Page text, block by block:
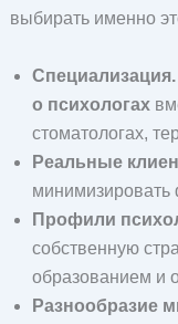
выбирать именно
Специализация.
о психологах
стоматологах,
Реальные
Профили
собственную
образованием и
Разнообразие